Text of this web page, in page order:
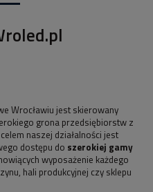
Wrocławiu jest skierowany
grona przedsiębiorstw z
naszej działalności jest
dostępu do szerokiej gamy
wyposażenie każdego
hali produkcyjnej czy sklepu